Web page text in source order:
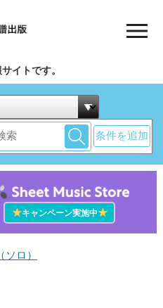
イトです。
条件を追加
★キャンペーン実施中★
ロ）